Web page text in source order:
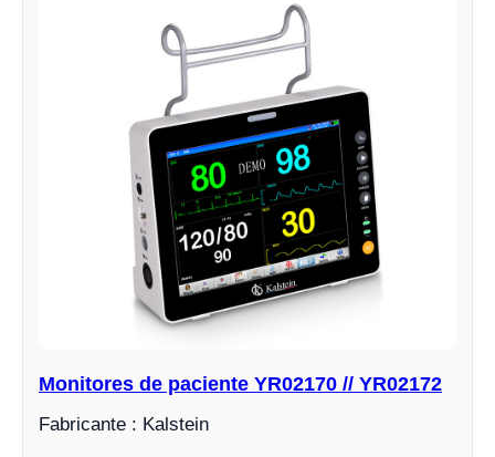
Monitores de paciente YR02170 // YR02172
Fabricante : Kalstein